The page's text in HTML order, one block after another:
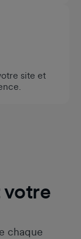
site et
votre
chaque